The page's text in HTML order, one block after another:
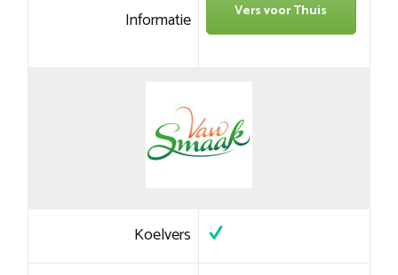
Informatie Vers voor Thuis
Koelvers